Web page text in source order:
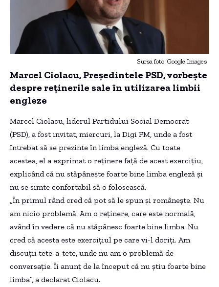
Sursa foto: Google Images
Marcel Ciolacu, Preşedintele PSD, vorbește
despre reținerile sale în utilizarea limbii
engleze
Marcel Ciolacu, liderul Partidului Social Democrat
(PSD), a fost invitat, miercuri, la Digi FM, unde a fost
întrebat să se prezinte în limba engleză. Cu toate
acestea, el a exprimat o reținere față de acest exercițiu,
explicând că nu stăpânește foarte bine limba engleză și
nu se simte confortabil să o folosească.
„În primul rând cred că pot să le spun şi româneşte. Nu
am nicio problemă. Am o reţinere, care este normală,
având în vedere că nu stăpânesc foarte bine limba. Nu
cred că acesta este exercițiul pe care vi-l doriți. Am
discuții tete-a-tete, unde nu am o problemă de
conversație. Îi anunț de la început că nu știu foarte bine
limba”, a declarat Ciolacu.